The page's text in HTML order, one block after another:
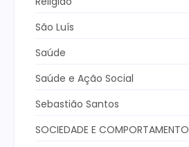
São Luís
Saúde
Saúde e Ação Social
Sebastião Santos
SOCIEDADE E COMPORTAMENTO